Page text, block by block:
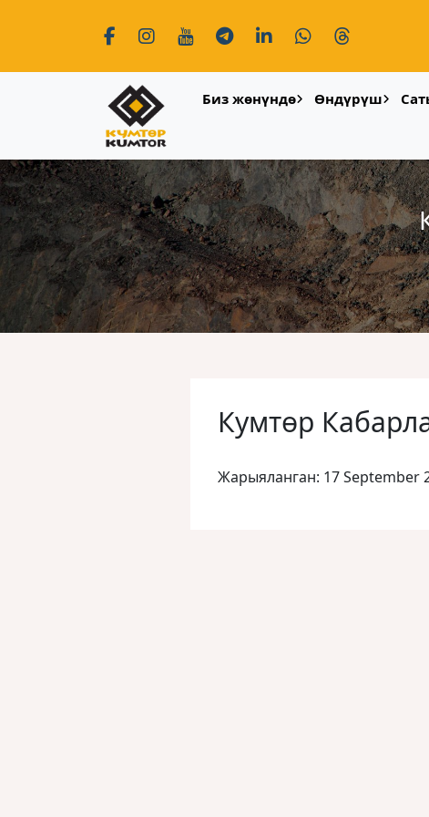
Биз жөнүндө Өндүрүш
Кумтөр
Жарыяланган: 17 September